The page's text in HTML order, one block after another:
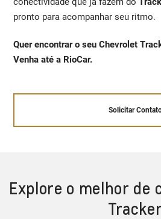
pronto para acompanhar seu ritmo.
Quer encontrar o seu Chevrolet
Venha até a RioCar.
Solicitar
Explore o melhor de
Tracker